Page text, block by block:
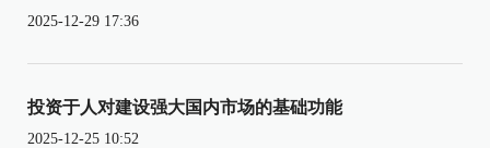
2025-12-29 17:36
投资于人对建设强大国内市场的基础功能
2025-12-25 10:52